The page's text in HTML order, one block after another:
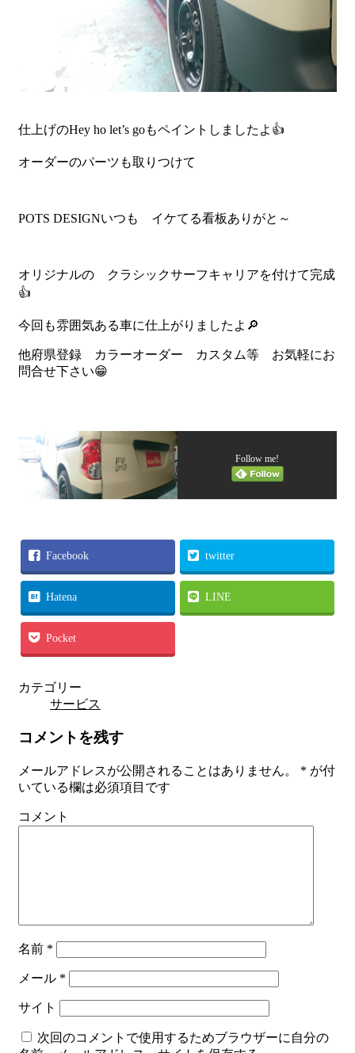
仕上げのHey ho let’s goもペイントしましたよ👍
オーダーのパーツも取りつけて
POTS DESIGNいつも イケてる看板ありがと～
オリジナルの クラシックサーフキャリアを付けて完成
👍
今回も雰囲気ある車に仕上がりましたよ🔎
他府県登録 カラーオーダー カスタム等 お気軽にお
問合せ下さい😁
Follow me!
Facebook twitter
Hatena LINE
Pocket
カテゴリー
サービス
コメントを残す
メールアドレスが公開されることはありません。 * が付
いている欄は必須項目です
コメント
名前 *
メール *
サイト
次回のコメントで使用するためブラウザーに自分の